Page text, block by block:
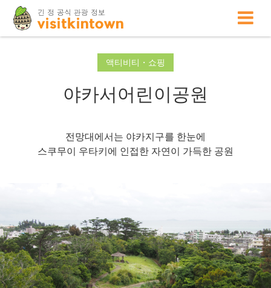
액티비티・쇼핑
야카서어린이공원
전망대에서는 야카지구를 한눈에
스쿠무이 우타키에 인접한 자연이 가득한 공원